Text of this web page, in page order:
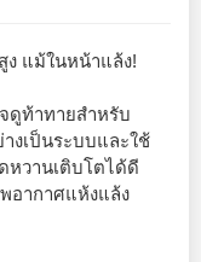
ง แม้ในหน้าแล้ง!
ดูท้าทายสำหรับ
งเป็นระบบและใช้
หวานเติบโตได้ดี
อากาศแห้งแล้ง